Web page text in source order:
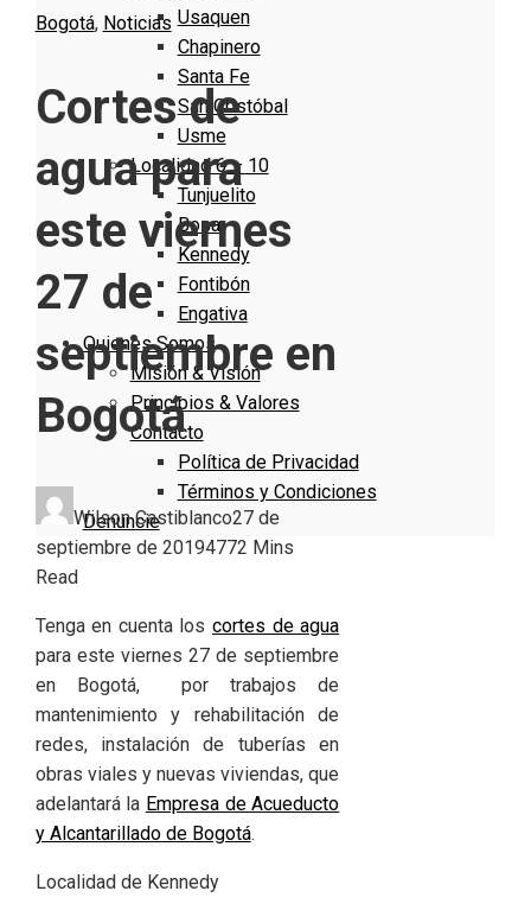
Usaquen
Chapinero
Santa Fe
San Cristóbal
Usme
Localidad 6 – 10
Tunjuelito
Bosa
Kennedy
Fontibón
Engativa
Quienes Somos
Misión & Visión
Principios & Valores
Contacto
Política de Privacidad
Términos y Condiciones
Denuncie
Bogotá, Noticias
Cortes de
agua para
este viernes
27 de
septiembre en
Bogotá
Wilson Castiblanco27 de
septiembre de 20194772 Mins
Read
Tenga en cuenta los cortes de agua
para este viernes 27 de septiembre
en Bogotá, por trabajos de
mantenimiento y rehabilitación de
redes, instalación de tuberías en
obras viales y nuevas viviendas, que
adelantará la Empresa de Acueducto
y Alcantarillado de Bogotá.
Localidad de Kennedy